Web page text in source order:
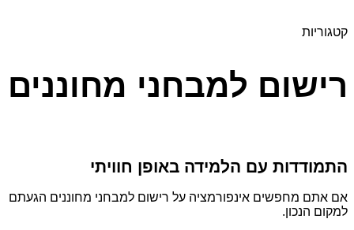
קטגוריות
רישום למבחני מחוננים
התמודדות עם הלמידה באופן חוויתי
אם אתם מחפשים אינפורמציה על רישום למבחני מחוננים הגעתם
למקום הנכון.